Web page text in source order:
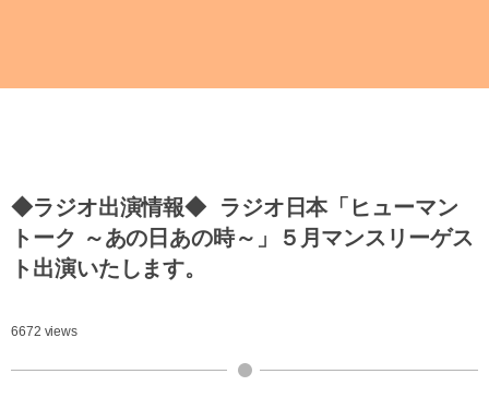
◆ラジオ出演情報◆ ラジオ日本「ヒューマン
トーク ～あの日あの時～」５月マンスリーゲス
ト出演いたします。
6672 views